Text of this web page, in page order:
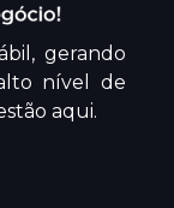
gerando
nível de
aqui.